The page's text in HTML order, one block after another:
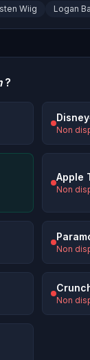
Wiig Logan
?
Non
Apple
Non
Non
Non